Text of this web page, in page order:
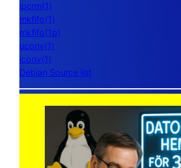
ipcrm(1)
mkfifo(1)
mkfifo(1p)
uconv(1)
iconv(1)
Debian Source list